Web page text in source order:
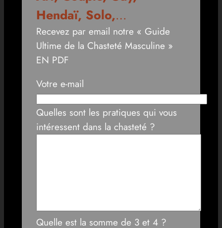
Hendaï, Solo,…
Recevez par email notre « Guide
Ultime de la Chasteté Masculine »
EN PDF
Votre e-mail
Quelles sont les pratiques qui vous
intéressent dans la chasteté ?
Quelle est la somme de 3 et 4 ?